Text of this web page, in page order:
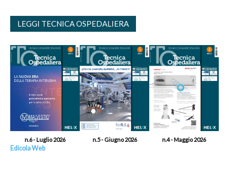
LEGGI TECNICA OSPEDALIERA
n.6 - Luglio 2026 n.5 - Giugno 2026 n.4 - Maggio 2026
Edicola Web